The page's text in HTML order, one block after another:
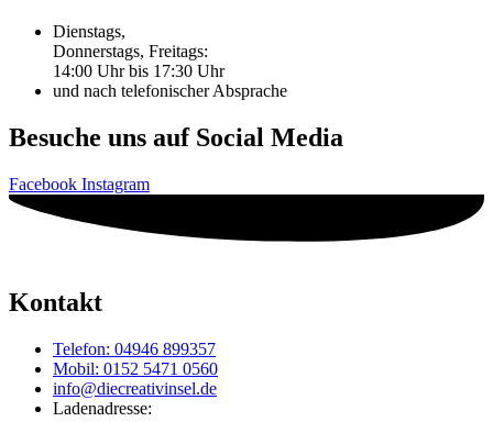
Dienstags,
Donnerstags, Freitags:
14:00 Uhr bis 17:30 Uhr
und nach telefonischer Absprache
Besuche uns auf Social Media
Facebook Instagram
Kontakt
Telefon: 04946 899357
Mobil: 0152 5471 0560
info@diecreativinsel.de
Ladenadresse: